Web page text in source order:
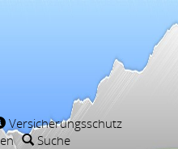
Versicherungsschutz
Suche